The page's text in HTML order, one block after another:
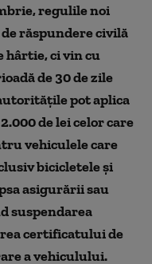
regulile noi
răspundere civilă
hârtie, ci vin cu
de 30 de zile
pot aplica
de lei celor care
vehiculele care
bicicletele și
asigurării sau
suspendarea
certificatului de
a vehiculului.